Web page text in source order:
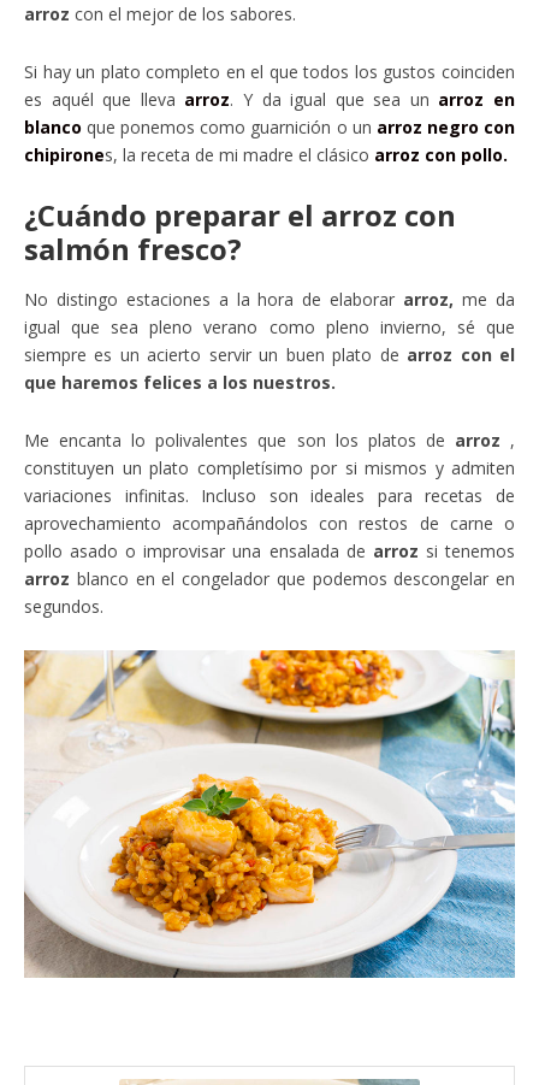
arroz con el mejor de los sabores.
Si hay un plato completo en el que todos los gustos coinciden
es aquél que lleva arroz. Y da igual que sea un arroz en
blanco que ponemos como guarnición o un arroz negro con
chipirones, la receta de mi madre el clásico arroz con pollo.
¿Cuándo preparar el arroz con
salmón fresco?
No distingo estaciones a la hora de elaborar arroz, me da
igual que sea pleno verano como pleno invierno, sé que
siempre es un acierto servir un buen plato de arroz con el
que haremos felices a los nuestros.
Me encanta lo polivalentes que son los platos de arroz ,
constituyen un plato completísimo por si mismos y admiten
variaciones infinitas. Incluso son ideales para recetas de
aprovechamiento acompañándolos con restos de carne o
pollo asado o improvisar una ensalada de arroz si tenemos
arroz blanco en el congelador que podemos descongelar en
segundos.